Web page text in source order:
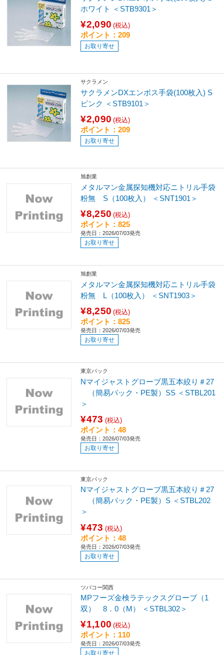
ホワイト ＜STB9301＞
¥2,090 (税込)
ポイント：209
お取り寄せ
サクラメン
サクラメンDXエンボス手袋(100枚入) S
ピンク ＜STB9101＞
¥2,090 (税込)
ポイント：209
お取り寄せ
旭創業
メタルマン金属探知機対応ニトリル手袋
粉無 S（100枚入） ＜SNT1901＞
¥8,250 (税込)
ポイント：825
発売日：2026/07/03発売
お取り寄せ
旭創業
メタルマン金属探知機対応ニトリル手袋
粉無 L（100枚入） ＜SNT1903＞
¥8,250 (税込)
ポイント：825
発売日：2026/07/03発売
お取り寄せ
東京パック
Nマイジャストグローブ黒五本絞り＃27
（簡易パック・PE製）SS ＜STBL201
＞
¥473 (税込)
ポイント：48
発売日：2026/07/03発売
お取り寄せ
東京パック
Nマイジャストグローブ黒五本絞り＃27
（簡易パック・PE製）S ＜STBL202
＞
¥473 (税込)
ポイント：48
発売日：2026/07/03発売
お取り寄せ
ツバコー関西
MPフーズ金検ラテックスグローブ（1
双） 8．0（M） ＜STBL302＞
¥1,100 (税込)
ポイント：110
発売日：2026/07/03発売
お取り寄せ